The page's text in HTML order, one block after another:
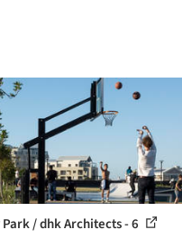
/ dhk Architects - 6